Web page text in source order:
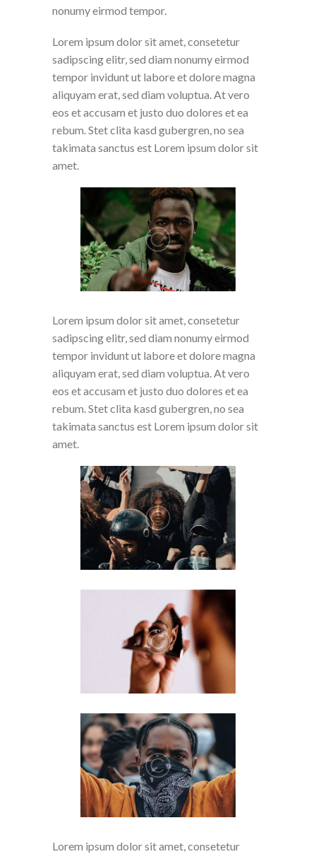
nonumy eirmod tempor.
Lorem ipsum dolor sit amet, consetetur
sadipscing elitr, sed diam nonumy eirmod
tempor invidunt ut labore et dolore magna
aliquyam erat, sed diam voluptua. At vero
eos et accusam et justo duo dolores et ea
rebum. Stet clita kasd gubergren, no sea
takimata sanctus est Lorem ipsum dolor sit
amet.
Lorem ipsum dolor sit amet, consetetur
sadipscing elitr, sed diam nonumy eirmod
tempor invidunt ut labore et dolore magna
aliquyam erat, sed diam voluptua. At vero
eos et accusam et justo duo dolores et ea
rebum. Stet clita kasd gubergren, no sea
takimata sanctus est Lorem ipsum dolor sit
amet.
Lorem ipsum dolor sit amet, consetetur